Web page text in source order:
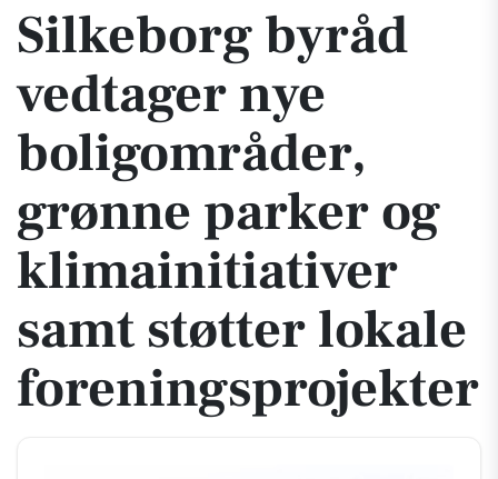
Silkeborg byråd
vedtager nye
boligområder,
grønne parker og
klimainitiativer
samt støtter lokale
foreningsprojekter